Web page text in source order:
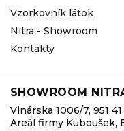
Vzorkovník látok
Nitra - Showroom
Kontakty
SHOWROOM
Vinárska 1006/7, 951
Areál firmy Kuboušek,